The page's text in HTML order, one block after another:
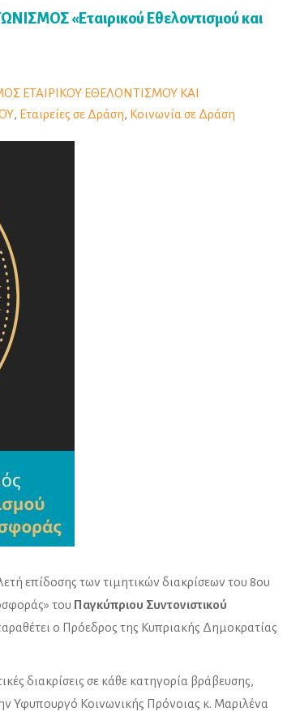
«Εταιρικού Εθελοντισμού και
ΕΤΑΙΡΙΚΟΥ ΕΘΕΛΟΝΤΙΣΜΟΥ ΚΑΙ
, Εταιρείες σε Δράση, Κοινωνία σε Δράση
επίδοσης των τιμητικών διακρίσεων του 8ου
του Παγκύπριου Συντονιστικού
ο Πρόεδρος της Κυπριακής Δημοκρατίας
διακρίσεις σε κάθε κατηγορία βράβευσης,
Υφυπουργό Κοινωνικής Πρόνοιας κ. Μαριλένα